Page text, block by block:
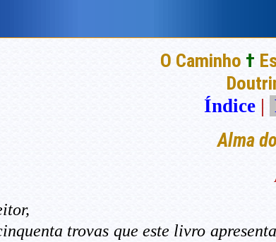
O Caminho †
Índice |
Alma
trovas que este livro